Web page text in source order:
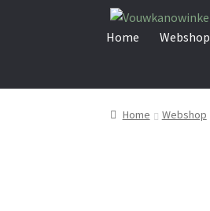
Ga
door
Ga
naar
Home Webshop
Home Webshop